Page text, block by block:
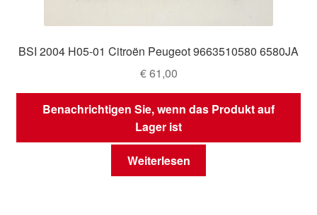
BSI 2004 H05-01 Citroën Peugeot 9663510580 6580JA
€61,00
Benachrichtigen Sie, wenn das Produkt auf
Lager ist
Weiterlesen